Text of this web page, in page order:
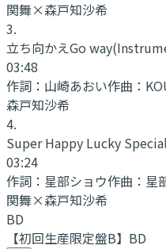
関舞×森戸知沙希
3.
立ち向かえGo way
03:48
作詞： 山崎あおい作曲：
森戸知沙希
4.
Super Happy Lucky
03:24
作詞： 星部ショウ作曲： 星
関舞×森戸知沙希
BD
【初回生産限定盤B】BD